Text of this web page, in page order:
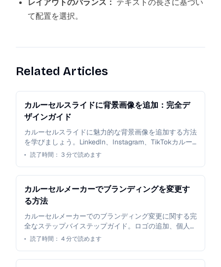
レイアウトのバランス： テキストの長さに基づい
て配置を選択。
Related Articles
カルーセルスライドに背景画像を追加：完全デ
ザインガイド
カルーセルスライドに魅力的な背景画像を追加する方法
を学びましょう。LinkedIn、Instagram、TikTokカルー
セル向けのプロフェッショナルなデザインのヒントを含
• 読了時間： 3分で読めます
カルーセルメーカーでブランディングを変更す
る方法
カルーセルメーカーでのブランディング変更に関する完
全なステップバイステップガイド。ロゴの追加、個人・
企業情報のカスタマイズ、カルーセル全体でのブランド
• 読了時間： 4分で読めます